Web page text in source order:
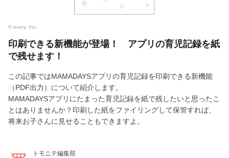
© every, Inc.
印刷できる新機能が登場！ アプリの育児記録を紙
で残せます！
この記事ではMAMADAYSアプリの育児記録を印刷できる新機能
（PDF出力）について紹介します。
MAMADAYSアプリにたまった育児記録を紙で残したいと思ったこ
とはありませんか？印刷した紙をファイリングして保管すれば、
将来お子さんに見せることもできますよ。
トモニテ編集部